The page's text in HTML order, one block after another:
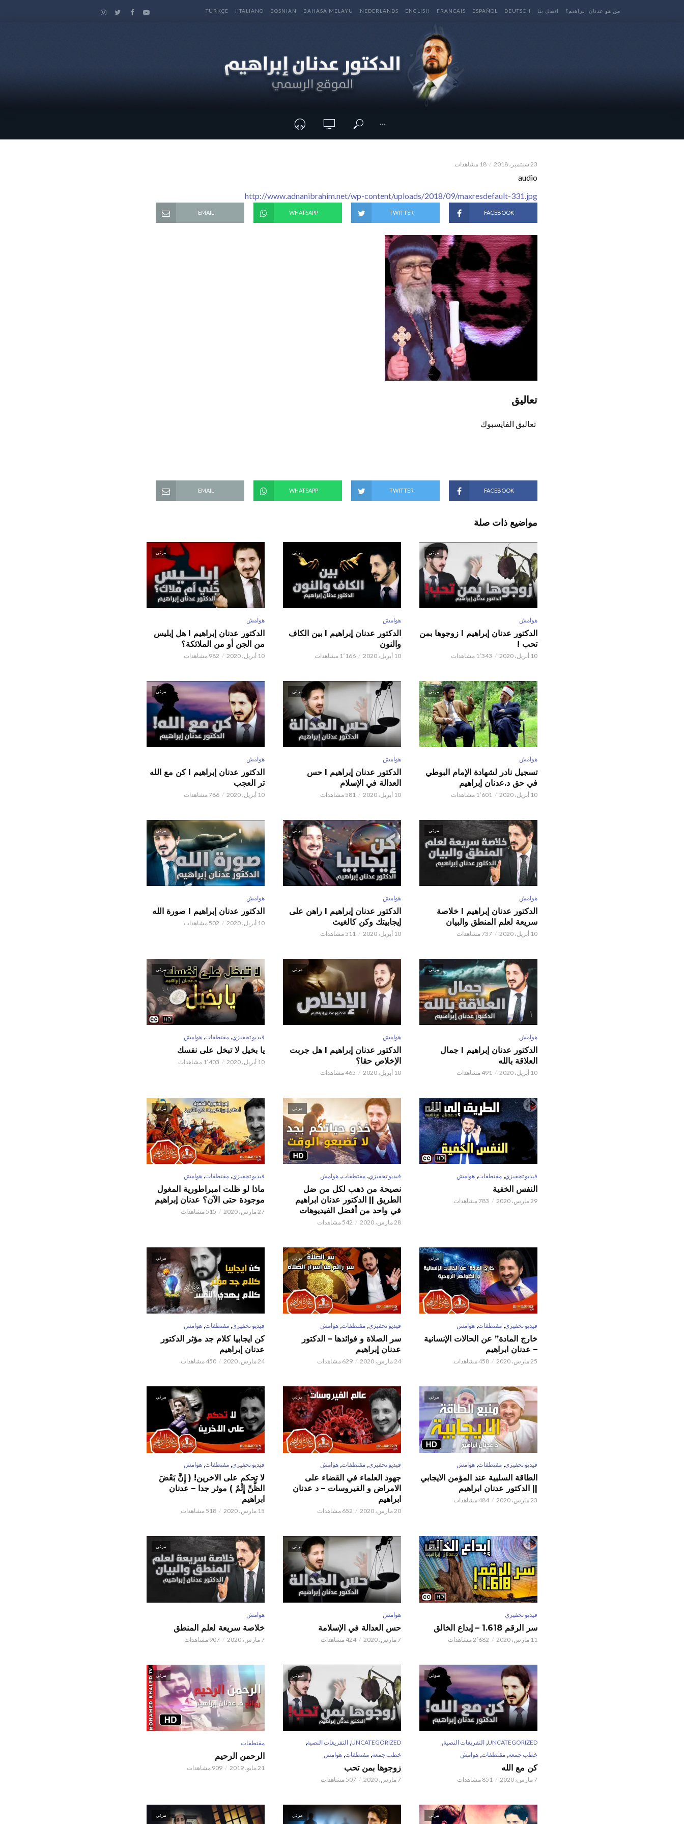
من هو عدنان ابراهيم؟ اتصل بنا DEUTSCH
ESPAÑOL
FRANCAIS
ENGLISH
NEDERLANDS
BAHASA MELAYU
BOSNIAN
IITALIANO
TÜRKÇE
···
23 سبتمبر، 2018 18 مشاهدات
audio
http://www.adnanibrahim.net/wp-content/uploads/2018/09/maxresdefault-331.jpg
FACEBOOK
TWITTER
WHATSAPP
EMAIL
تعاليق
تعاليق الفايسبوك
FACEBOOK
TWITTER
WHATSAPP
EMAIL
مواضيع ذات صلة
مرئي
هوامش
الدكتور عدنان إبراهيم l زوجوها بمن
تحب !
10 أبريل، 2020 1٬343 مشاهدات
مرئي
هوامش
الدكتور عدنان إبراهيم l بين الكاف
والنون
10 أبريل، 2020 1٬166 مشاهدات
مرئي
هوامش
الدكتور عدنان إبراهيم l هل إبليس
من الجن أو من الملائكة؟
10 أبريل، 2020 982 مشاهدات
مرئي
هوامش
تسجيل نادر لشهادة الإمام البوطي
في حق د.عدنان إبراهيم
10 أبريل، 2020 1٬601 مشاهدات
مرئي
هوامش
الدكتور عدنان إبراهيم l حس
العدالة في الإسلام
10 أبريل، 2020 581 مشاهدات
مرئي
هوامش
الدكتور عدنان إبراهيم l كن مع الله
تر العجب
10 أبريل، 2020 786 مشاهدات
مرئي
هوامش
الدكتور عدنان إبراهيم l خلاصة
سريعة لعلم المنطق والبيان
10 أبريل، 2020 737 مشاهدات
مرئي
هوامش
الدكتور عدنان إبراهيم l راهن على
إيجابيتك وكن كالغيث
10 أبريل، 2020 511 مشاهدات
مرئي
هوامش
الدكتور عدنان إبراهيم l صورة الله
10 أبريل، 2020 502 مشاهدات
مرئي
هوامش
الدكتور عدنان إبراهيم l جمال
العلاقة بالله
10 أبريل، 2020 491 مشاهدات
مرئي
هوامش
الدكتور عدنان إبراهيم l هل جربت
الإخلاص حقا؟
10 أبريل، 2020 465 مشاهدات
مرئي
فيديو تحفيزي, مقتطفات, هوامش
يا بخيل لا تبخل على نفسك
10 أبريل، 2020 1٬403 مشاهدات
مرئي
فيديو تحفيزي, مقتطفات, هوامش
النفس الخفية
29 مارس، 2020 783 مشاهدات
مرئي
فيديو تحفيزي, مقتطفات, هوامش
نصيحة من ذهب لكل من ضل
الطريق || الدكتور عدنان ابراهيم
في واحد من أفضل الفيديوهات
28 مارس، 2020 542 مشاهدات
مرئي
فيديو تحفيزي, مقتطفات, هوامش
ماذا لو ظلت امبراطورية المغول
موجودة حتى الآن؟ عدنان إبراهيم
27 مارس، 2020 515 مشاهدات
مرئي
فيديو تحفيزي, مقتطفات, هوامش
خارج المادة” عن الحالات الإنسانية
– عدنان ابراهيم
25 مارس، 2020 458 مشاهدات
مرئي
فيديو تحفيزي, مقتطفات, هوامش
سر الصلاة و فوائدها – الدكتور
عدنان إبراهيم
24 مارس، 2020 629 مشاهدات
مرئي
فيديو تحفيزي, مقتطفات, هوامش
كن ايجابيا كلام جد مؤثر الدكتور
عدنان إبراهيم
24 مارس، 2020 450 مشاهدات
مرئي
فيديو تحفيزي, مقتطفات, هوامش
الطاقة السلبية عند المؤمن الايجابي
|| الدكتور عدنان ابراهيم
23 مارس، 2020 484 مشاهدات
مرئي
فيديو تحفيزي, مقتطفات, هوامش
جهود العلماء في القضاء على
الامراض و الفيروسات – د عدنان
ابراهيم
20 مارس، 2020 652 مشاهدات
مرئي
فيديو تحفيزي, مقتطفات, هوامش
لا تحكم على الاخرين! ( إِنَّ بَعْضَ
الظَّنِّ إِثْمٌ ) موثر جدا – عدنان
ابراهيم
15 مارس، 2020 518 مشاهدات
مرئي
فيديو تحفيزي
سر الرقم 1.618 – إبداع الخالق
11 مارس، 2020 2٬682 مشاهدات
مرئي
هوامش
حس العدالة في الإسلامة
7 مارس، 2020 424 مشاهدات
مرئي
هوامش
خلاصة سريعة لعلم المنطق
7 مارس، 2020 907 مشاهدات
صوتي
UNCATEGORIZED التفريغات النصية
خطب جمعة مقتطفات هوامش
كن مع الله
7 مارس، 2020 851 مشاهدات
صوتي
UNCATEGORIZED
, التفريغات النصية
خطب جمعة مقتطفات, هوامش
زوجوها بمن تحب
7 مارس، 2020 507 مشاهدات
مرئي
مقتطفات
الرحمن الرحيم
21 مايو، 2019 909 مشاهدات
مرئي مرئي مرئي